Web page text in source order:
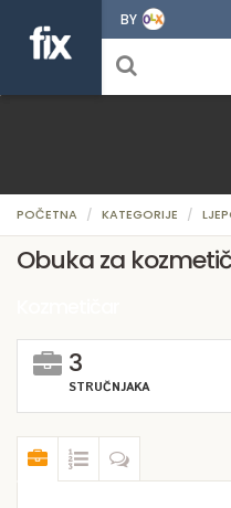
BY
POČETNA KATEGORIJE
Obuka za
3
STRUČNJAKA